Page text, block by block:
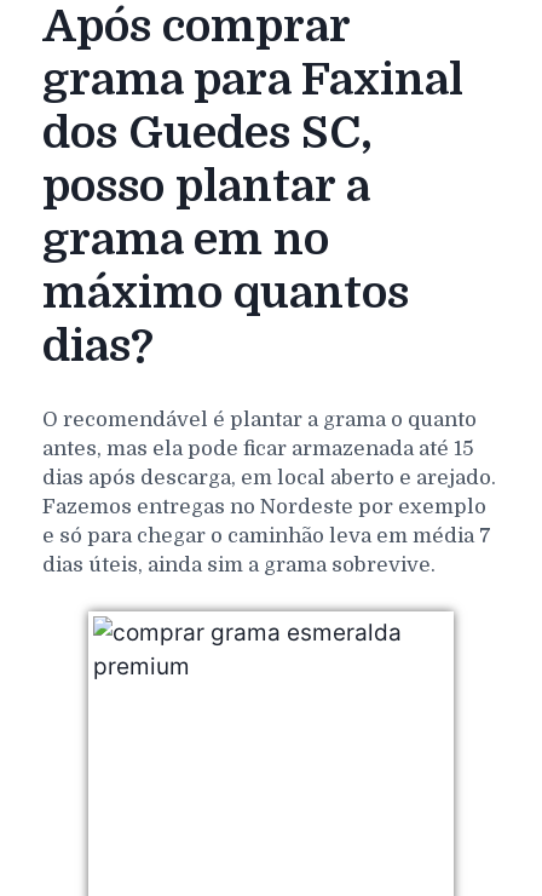
Após comprar
grama para Faxinal
dos Guedes SC,
posso plantar a
grama em no
máximo quantos
dias?
O recomendável é plantar a grama o quanto
antes, mas ela pode ficar armazenada até 15
dias após descarga, em local aberto e arejado.
Fazemos entregas no Nordeste por exemplo
e só para chegar o caminhão leva em média 7
dias úteis, ainda sim a grama sobrevive.